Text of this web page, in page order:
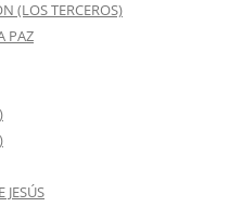
(LOS TERCEROS)
PAZ